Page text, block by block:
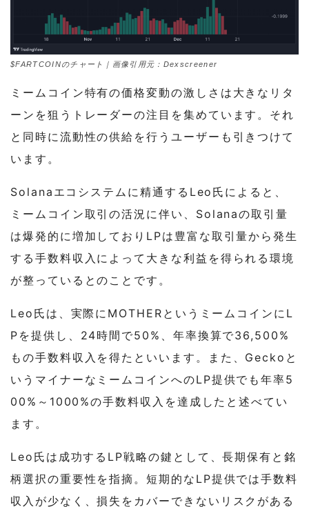
$FARTCOINのチャート｜画像引用元：Dexscreener
ミームコイン特有の価格変動の激しさは大きなリタ
ーンを狙うトレーダーの注目を集めています。それ
と同時に流動性の供給を行うユーザーも引きつけて
います。
Solanaエコシステムに精通するLeo氏によると、
ミームコイン取引の活況に伴い、Solanaの取引量
は爆発的に増加しておりLPは豊富な取引量から発生
する手数料収入によって大きな利益を得られる環境
が整っているとのことです。
Leo氏は、実際にMOTHERというミームコインにL
Pを提供し、24時間で50%、年率換算で36,500%
もの手数料収入を得たといいます。また、Geckoと
いうマイナーなミームコインへのLP提供でも年率5
00%～1000%の手数料収入を達成したと述べてい
ます。
Leo氏は成功するLP戦略の鍵として、長期保有と銘
柄選択の重要性を指摘。短期的なLP提供では手数料
収入が少なく、損失をカバーできないリスクがある